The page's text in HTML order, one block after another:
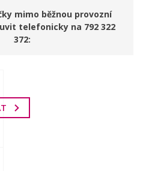
mimo běžnou provozní
telefonicky na 792 322
372